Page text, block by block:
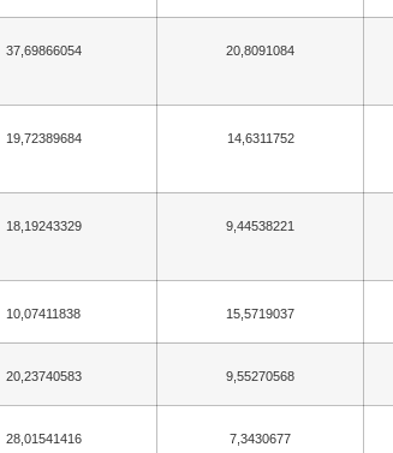
37,69866054 20,8091084
19,72389684 14,6311752
18,19243329 9,44538221
10,07411838 15,5719037
20,23740583 9,55270568
28,01541416 7,3430677